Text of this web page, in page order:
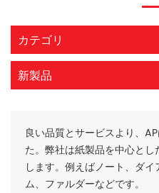
カテゴリ
新製品
良い品質とサービスより、
た。弊社は紙製品を中心と
します。例えばノート、ダ
ム、ファルダーなどです。